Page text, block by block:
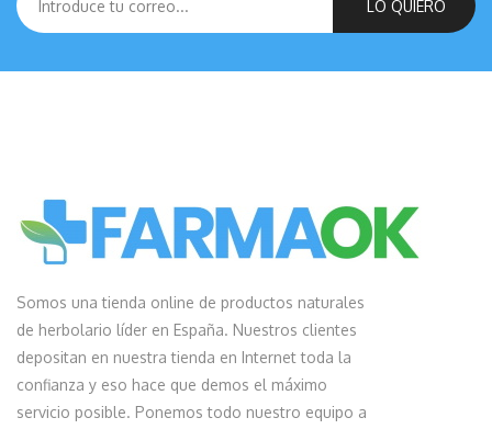
LO QUIERO
Somos una tienda online de productos naturales
de herbolario líder en España. Nuestros clientes
depositan en nuestra tienda en Internet toda la
confianza y eso hace que demos el máximo
servicio posible. Ponemos todo nuestro equipo a